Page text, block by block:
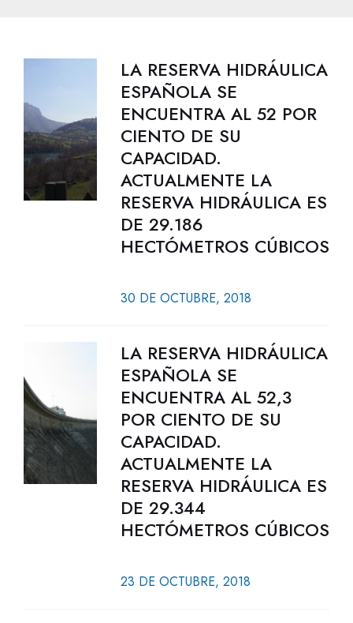
LA RESERVA HIDRÁULICA
ESPAÑOLA SE
ENCUENTRA AL 52 POR
CIENTO DE SU
CAPACIDAD.
ACTUALMENTE LA
RESERVA HIDRÁULICA ES
DE 29.186
HECTÓMETROS CÚBICOS
30 DE OCTUBRE, 2018
LA RESERVA HIDRÁULICA
ESPAÑOLA SE
ENCUENTRA AL 52,3
POR CIENTO DE SU
CAPACIDAD.
ACTUALMENTE LA
RESERVA HIDRÁULICA ES
DE 29.344
HECTÓMETROS CÚBICOS
23 DE OCTUBRE, 2018